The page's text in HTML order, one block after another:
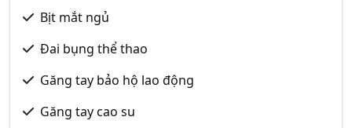
Bịt mắt ngủ
Đai bụng thể thao
Găng tay bảo hộ lao động
Găng tay cao su